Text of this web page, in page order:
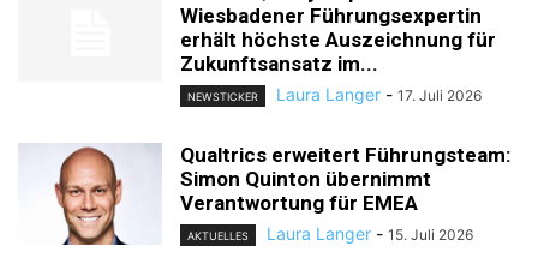
Wiesbadener Führungsexpertin
erhält höchste Auszeichnung für
Zukunftsansatz im...
NEWSTICKER Laura Langer - 17. Juli 2026
Qualtrics erweitert Führungsteam:
Simon Quinton übernimmt
Verantwortung für EMEA
AKTUELLES Laura Langer - 15. Juli 2026